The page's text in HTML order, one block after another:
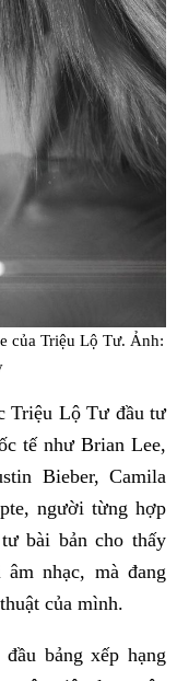
của Triệu Lộ Tư. Ảnh:
Triệu Lộ Tư đầu tư
tế như Brian Lee,
Bieber, Camila
người từng hợp
bài bản cho thấy
nhạc, mà đang
của mình.
bảng xếp hạng